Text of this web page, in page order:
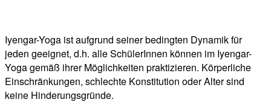
Iyengar-Yoga ist aufgrund seiner bedingten Dynamik für
jeden geeignet, d.h. alle SchülerInnen können im Iyengar-
Yoga gemäß ihrer Möglichkeiten praktizieren. Körperliche
Einschränkungen, schlechte Konstitution oder Alter sind
keine Hinderungsgründe.